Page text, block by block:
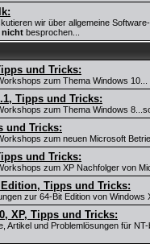
wir über allgemeine
nicht besprochen...
und Tricks:
zum Thema Windows 10...
Tipps und Tricks:
zum Thema Windows
und Tricks:
zum neuen Microsoft
und Tricks:
zum XP Nachfolger von
Tipps und Tricks:
zur 64-Bit Edition von Windows
XP, Tipps und Tricks:
Artikel und Problemlösungen für